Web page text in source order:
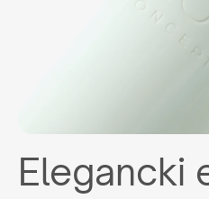
Elegancki